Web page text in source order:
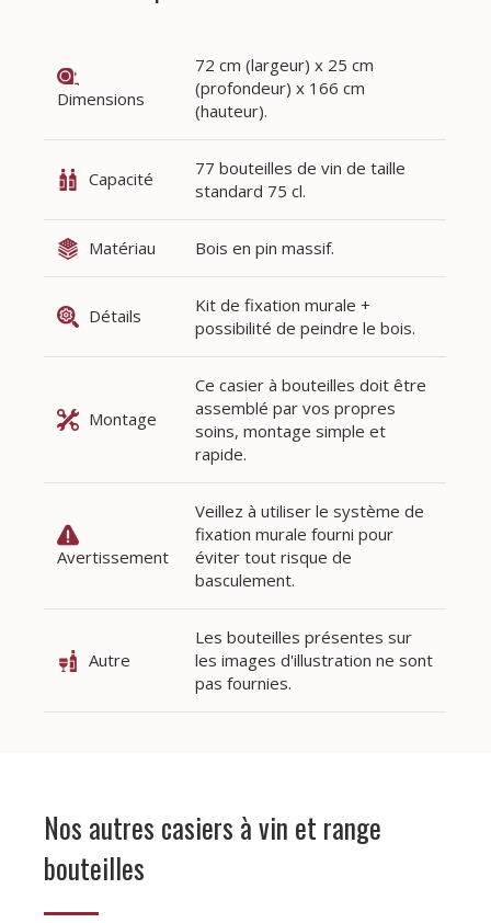
Dimensions
72 cm (largeur) x 25 cm
(profondeur) x 166 cm
(hauteur).
Capacité
77 bouteilles de vin de taille
standard 75 cl.
Matériau Bois en pin massif.
Détails
Kit de fixation murale +
possibilité de peindre le bois.
Montage
Ce casier à bouteilles doit être
assemblé par vos propres
soins, montage simple et
rapide.
Avertissement
Veillez à utiliser le système de
fixation murale fourni pour
éviter tout risque de
basculement.
Autre
Les bouteilles présentes sur
les images d'illustration ne sont
pas fournies.
Nos autres casiers à vin et range
bouteilles